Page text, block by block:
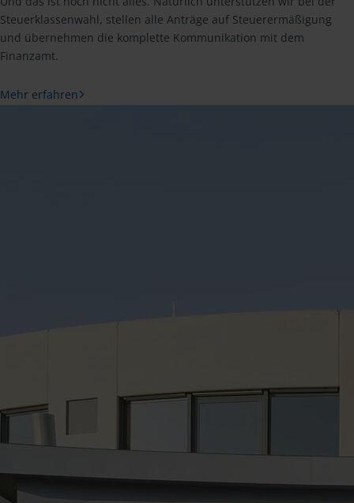
Steuerklassenwahl, stellen alle Anträge auf Steuerermäßigung
und übernehmen die komplette Kommunikation mit dem
Finanzamt.
Mehr erfahren